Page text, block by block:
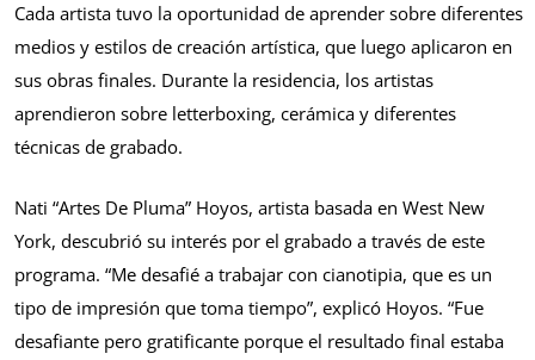
Cada artista tuvo la oportunidad de aprender sobre diferentes
medios y estilos de creación artística, que luego aplicaron en
sus obras finales. Durante la residencia, los artistas
aprendieron sobre letterboxing, cerámica y diferentes
técnicas de grabado.
Nati “Artes De Pluma” Hoyos, artista basada en West New
York, descubrió su interés por el grabado a través de este
programa. “Me desafié a trabajar con cianotipia, que es un
tipo de impresión que toma tiempo”, explicó Hoyos. “Fue
desafiante pero gratificante porque el resultado final estaba